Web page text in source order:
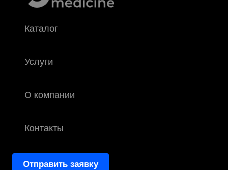
Каталог
Услуги
О компании
Контакты
Отправить заявку